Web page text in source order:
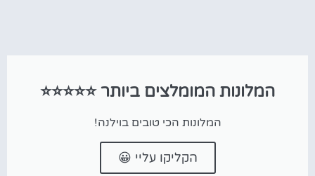
המלונות המומלצים ביותר ⭐⭐⭐⭐⭐
המלונות הכי טובים בוילנה!
הקליקו עליי 😀